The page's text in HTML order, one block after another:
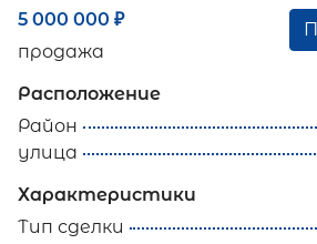
5 000 000 ₽
продажа
Расположение
Район
улица
Характеристики
Тип сделки